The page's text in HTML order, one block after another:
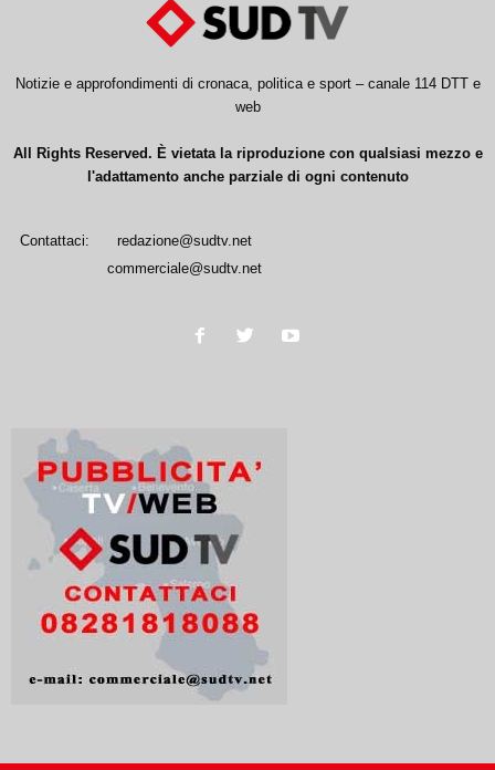
Notizie e approfondimenti di cronaca, politica e sport – canale 114 DTT e
web
All Rights Reserved. È vietata la riproduzione con qualsiasi mezzo e
l'adattamento anche parziale di ogni contenuto
Contattaci:
redazione@sudtv.net
commerciale@sudtv.net